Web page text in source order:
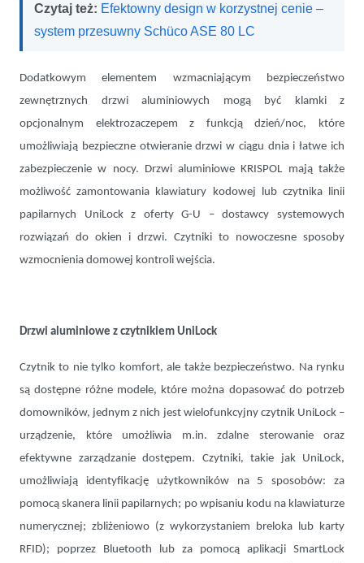
Czytaj też: Efektowny design w korzystnej cenie –
system przesuwny Schüco ASE 80 LC
Dodatkowym elementem wzmacniającym bezpieczeństwo
zewnętrznych drzwi aluminiowych mogą być klamki z
opcjonalnym elektrozaczepem z funkcją dzień/noc, które
umożliwiają bezpieczne otwieranie drzwi w ciągu dnia i łatwe ich
zabezpieczenie w nocy. Drzwi aluminiowe KRISPOL mają także
możliwość zamontowania klawiatury kodowej lub czytnika linii
papilarnych UniLock z oferty G-U – dostawcy systemowych
rozwiązań do okien i drzwi. Czytniki to nowoczesne sposoby
wzmocnienia domowej kontroli wejścia.
Drzwi aluminiowe z czytnikiem UniLock
Czytnik to nie tylko komfort, ale także bezpieczeństwo. Na rynku
są dostępne różne modele, które można dopasować do potrzeb
domowników, jednym z nich jest wielofunkcyjny czytnik UniLock –
urządzenie, które umożliwia m.in. zdalne sterowanie oraz
efektywne zarządzanie dostępem. Czytniki, takie jak UniLock,
umożliwiają identyfikację użytkowników na 5 sposobów: za
pomocą skanera linii papilarnych; po wpisaniu kodu na klawiaturze
numerycznej; zbliżeniowo (z wykorzystaniem breloka lub karty
RFID); poprzez Bluetooth lub za pomocą aplikacji SmartLock